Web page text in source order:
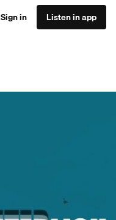
Sign in Listen in app